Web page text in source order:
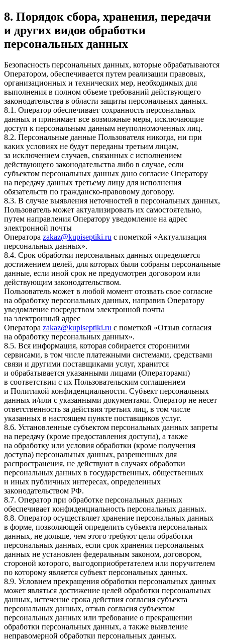
8. Порядок сбора, хранения, передачи
и других видов обработки
персональных данных
Безопасность персональных данных, которые обрабатываются
Оператором, обеспечивается путем реализации правовых,
организационных и технических мер, необходимых для
выполнения в полном объеме требований действующего
законодательства в области защиты персональных данных.
8.1. Оператор обеспечивает сохранность персональных
данных и принимает все возможные меры, исключающие
доступ к персональным данным неуполномоченных лиц.
8.2. Персональные данные Пользователя никогда, ни при
каких условиях не будут переданы третьим лицам,
за исключением случаев, связанных с исполнением
действующего законодательства либо в случае, если
субъектом персональных данных дано согласие Оператору
на передачу данных третьему лицу для исполнения
обязательств по гражданско-правовому договору.
8.3. В случае выявления неточностей в персональных данных,
Пользователь может актуализировать их самостоятельно,
путем направления Оператору уведомление на адрес
электронной почты
Оператора zakaz@kupiseptiki.ru с пометкой «Актуализация
персональных данных».
8.4. Срок обработки персональных данных определяется
достижением целей, для которых были собраны персональные
данные, если иной срок не предусмотрен договором или
действующим законодательством.
Пользователь может в любой момент отозвать свое согласие
на обработку персональных данных, направив Оператору
уведомление посредством электронной почты
на электронный адрес
Оператора zakaz@kupiseptiki.ru с пометкой «Отзыв согласия
на обработку персональных данных».
8.5. Вся информация, которая собирается сторонними
сервисами, в том числе платежными системами, средствами
связи и другими поставщиками услуг, хранится
и обрабатывается указанными лицами (Операторами)
в соответствии с их Пользовательским соглашением
и Политикой конфиденциальности. Субъект персональных
данных и/или с указанными документами. Оператор не несет
ответственность за действия третьих лиц, в том числе
указанных в настоящем пункте поставщиков услуг.
8.6. Установленные субъектом персональных данных запреты
на передачу (кроме предоставления доступа), а также
на обработку или условия обработки (кроме получения
доступа) персональных данных, разрешенных для
распространения, не действуют в случаях обработки
персональных данных в государственных, общественных
и иных публичных интересах, определенных
законодательством РФ.
8.7. Оператор при обработке персональных данных
обеспечивает конфиденциальность персональных данных.
8.8. Оператор осуществляет хранение персональных данных
в форме, позволяющей определить субъекта персональных
данных, не дольше, чем этого требуют цели обработки
персональных данных, если срок хранения персональных
данных не установлен федеральным законом, договором,
стороной которого, выгодоприобретателем или поручителем
по которому является субъект персональных данных.
8.9. Условием прекращения обработки персональных данных
может являться достижение целей обработки персональных
данных, истечение срока действия согласия субъекта
персональных данных, отзыв согласия субъектом
персональных данных или требование о прекращении
обработки персональных данных, а также выявление
неправомерной обработки персональных данных.